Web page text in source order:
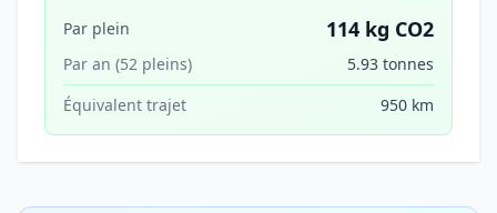
Par plein 114 kg CO2
Par an (52 pleins)
5.93 tonnes
Équivalent trajet
950 km